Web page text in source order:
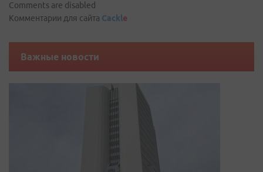
Comments are disabled
Комментарии для сайта Cackle
Важные новости